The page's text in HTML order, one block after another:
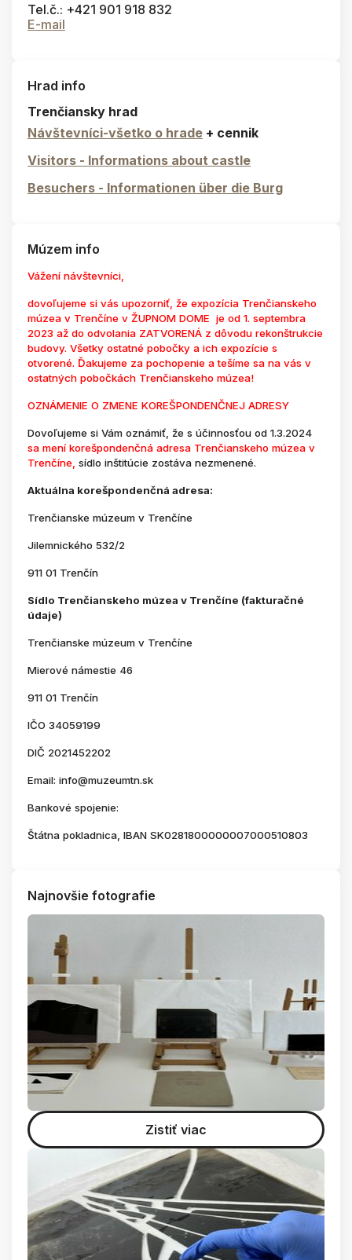
Tel.č.: +421 901 918 832
E-mail
Hrad info
Trenčiansky hrad
Návštevníci-všetko o hrade + cennik
Visitors - Informations about castle
Besuchers - Informationen über die Burg
Múzem info
Vážení návštevníci,
dovoľujeme si vás upozorniť, že expozícia Trenčianskeho
múzea v Trenčíne v ŽUPNOM DOME je od 1. septembra
2023 až do odvolania ZATVORENÁ z dôvodu rekonštrukcie
budovy. Všetky ostatné pobočky a ich expozície s
otvorené. Ďakujeme za pochopenie a tešíme sa na vás v
ostatných pobočkách Trenčianskeho múzea!
OZNÁMENIE O ZMENE KOREŠPONDENČNEJ ADRESY
Dovoľujeme si Vám oznámiť, že s účinnosťou od 1.3.2024
sa mení korešpondenčná adresa Trenčianskeho múzea v
Trenčíne, sídlo inštitúcie zostáva nezmenené.
Aktuálna korešpondenčná adresa:
Trenčianske múzeum v Trenčíne
Jilemnického 532/2
911 01 Trenčín
Sídlo Trenčianskeho múzea v Trenčíne (fakturačné
údaje)
Trenčianske múzeum v Trenčíne
Mierové námestie 46
911 01 Trenčín
IČO 34059199
DIČ 2021452202
Email: info@muzeumtn.sk
Bankové spojenie:
Štátna pokladnica, IBAN SK0281800000007000510803
Najnovšie fotografie
Zistiť viac